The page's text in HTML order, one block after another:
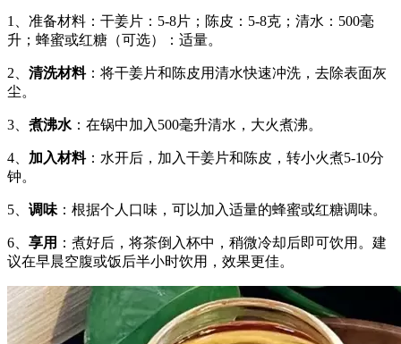
1、准备材料：干姜片：5-8片；陈皮：5-8克；清水：500毫
升；蜂蜜或红糖（可选）：适量。
2、 清洗材料：将干姜片和陈皮用清水快速冲洗，去除表面灰
尘。
3、 煮沸水 ：在锅中加入500毫升清水，大火煮沸。
4、 加入材料：水开后，加入干姜片和陈皮，转小火煮5-10分
钟。
5、 调味 ：根据个人口味，可以加入适量的蜂蜜或红糖调味。
6、 享用 ：煮好后，将茶倒入杯中，稍微冷却后即可饮用。建
议在早晨空腹或饭后半小时饮用，效果更佳。